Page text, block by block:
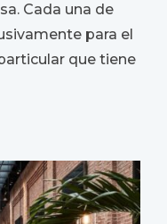
Cada una de
para el
que tiene